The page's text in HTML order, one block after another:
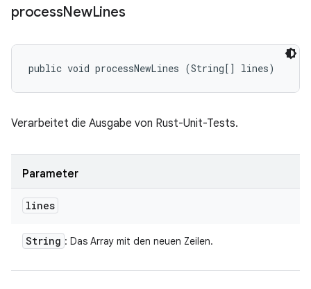
processNewLines
public void processNewLines (String[] lines)
Verarbeitet die Ausgabe von Rust-Unit-Tests.
Parameter
lines
String : Das Array mit den neuen Zeilen.